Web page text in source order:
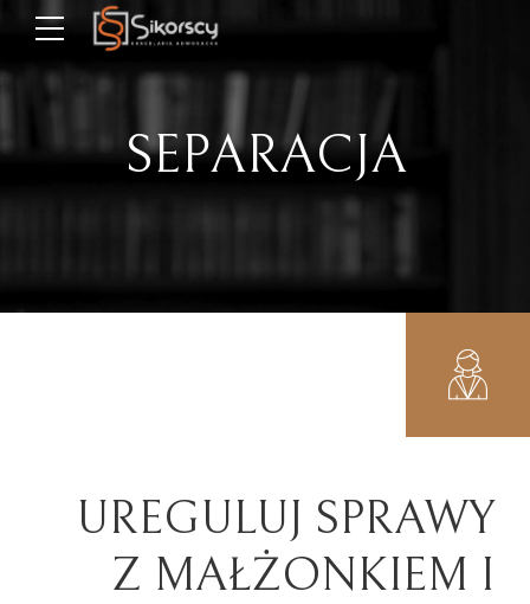
SEPARACJA
UREGULUJ SPRAWY
Z MAŁŻONKIEM I